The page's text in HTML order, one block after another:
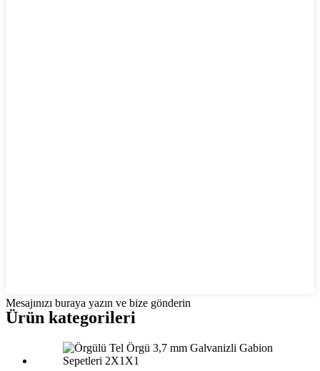
Mesajınızı buraya yazın ve bize gönderin
Ürün kategorileri